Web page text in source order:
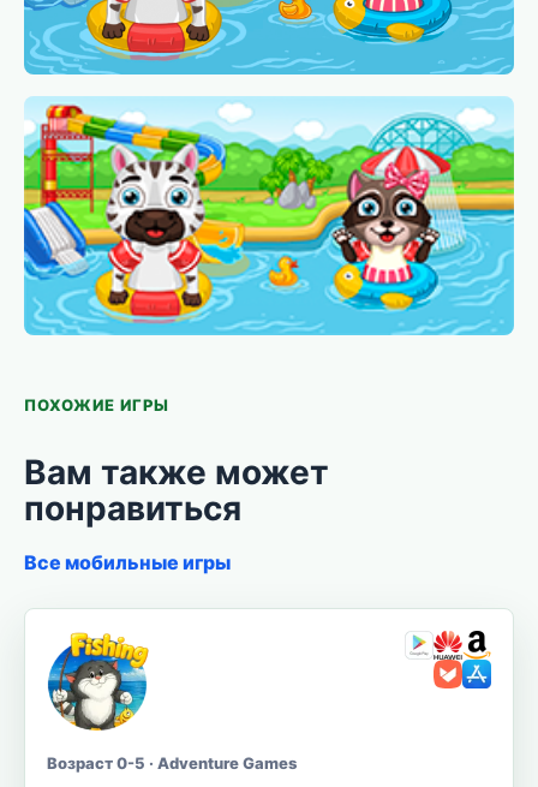
ПОХОЖИЕ ИГРЫ
Вам также может
понравиться
Все мобильные игры
Возраст 0-5 · Adventure Games